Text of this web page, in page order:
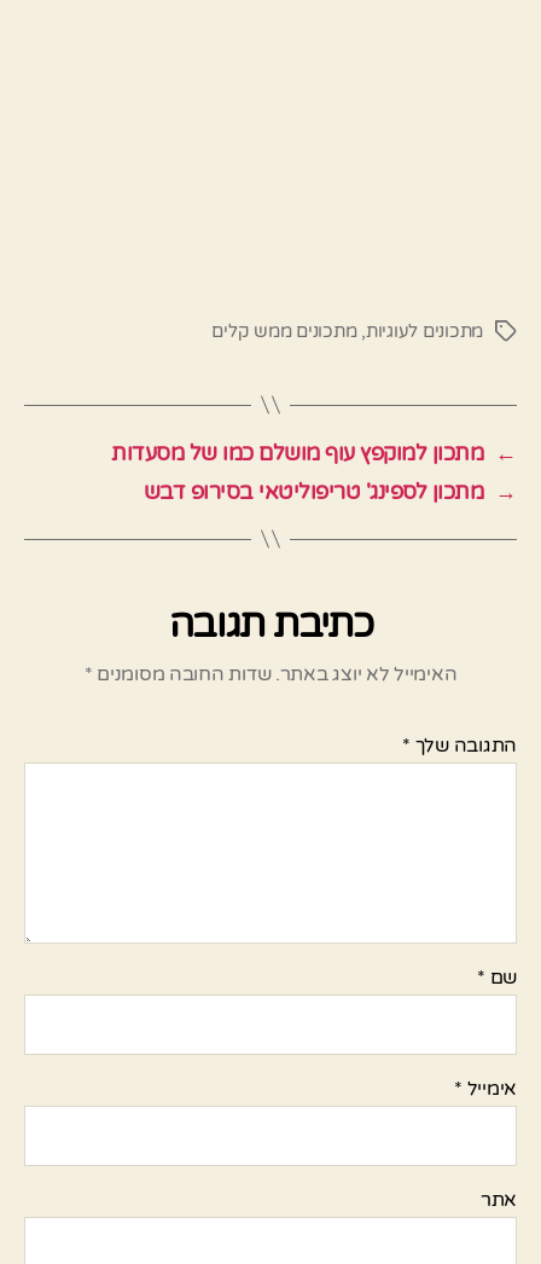
תגיותמתכונים לעוגיות,מתכונים ממש קלים
← מתכון למוקפץ עוף מושלם כמו של מסעדות
→ מתכון לספינג' טריפוליטאי בסירופ דבש
כתיבת תגובה
האימייל לא יוצג באתר. שדות החובה מסומנים *
התגובה שלך *
שם *
אימייל *
אתר